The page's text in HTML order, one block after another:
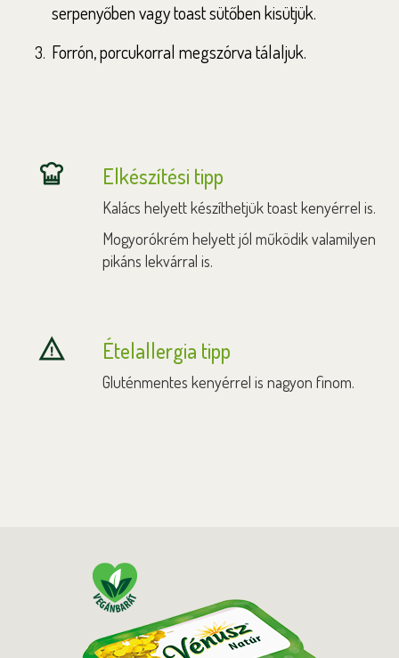
serpenyőben vagy toast sütőben kisütjük.
Forrón, porcukorral megszórva tálaljuk.
Elkészítési tipp
Kalács helyett készíthetjük toast kenyérrel is.
Mogyorókrém helyett jól működik valamilyen
pikáns lekvárral is.
Ételallergia tipp
Gluténmentes kenyérrel is nagyon finom.